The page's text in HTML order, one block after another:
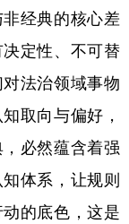
山西
江苏
江西
湖南
经典的核心差
定性、不可替
法治领域事物
取向与偏好，
必然蕴含着强
体系，让规则
的底色，这是